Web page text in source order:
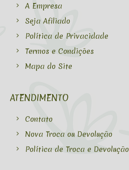
A Empresa
Seja Afiliado
Política de Privacidade
Termos e Condições
Mapa do Site
ATENDIMENTO
Contato
Nova Troca ou Devolução
Política de Troca e Devolução